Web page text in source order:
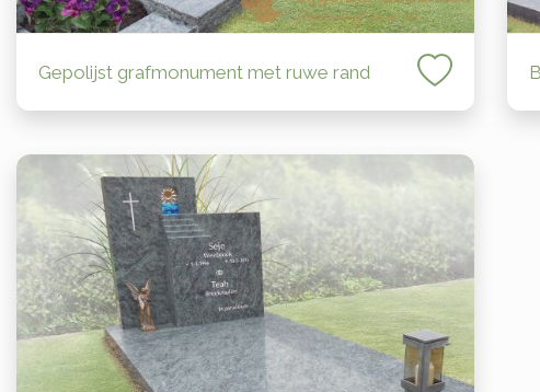
Gepolijst grafmonument met ruwe rand